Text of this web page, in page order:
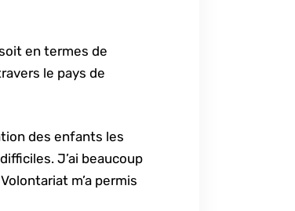
en termes de
le pays de
des enfants les
J’ai beaucoup
m’a permis